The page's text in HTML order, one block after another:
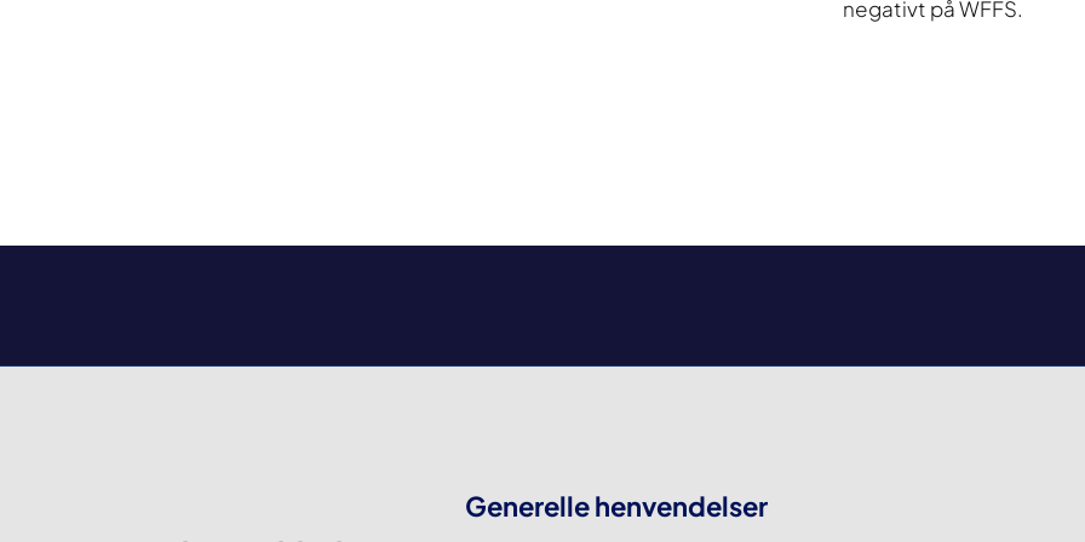
negativt på WFFS.
Generelle henvendelser